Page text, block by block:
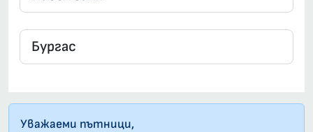
Уважаеми пътници,